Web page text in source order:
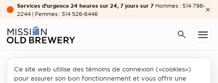
Services d’urgence 24 heures sur 24, 7 jours sur 7 Hommes : 514 798-
2244 | Femmes : 514 526-6446
Ce site web utilise des témoins de connexion («cookies»)
pour assurer son bon fonctionnement et vous offrir une